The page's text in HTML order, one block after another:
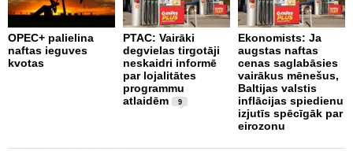
OPEC+ palielina
naftas ieguves
kvotas
PTAC: Vairāki
degvielas tirgotāji
neskaidri informē
par lojalitātes
programmu
atlaidēm
9
Ekonomists: Ja
augstas naftas
cenas saglabāsies
vairākus mēnešus,
Baltijas valstis
inflācijas spiedienu
izjutīs spēcīgāk par
eirozonu